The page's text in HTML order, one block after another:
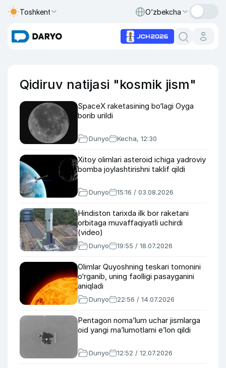
Toshkent O‘zbekcha
Qidiruv natijasi "kosmik jism"
SpaceX raketasining bo‘lagi Oyga
borib urildi
Dunyo Kecha, 12:30
Xitoy olimlari asteroid ichiga yadroviy
bomba joylashtirishni taklif qildi
Dunyo 15:16 / 03.08.2026
Hindiston tarixda ilk bor raketani
orbitaga muvaffaqiyatli uchirdi
(video)
Dunyo 19:55 / 18.07.2026
Olimlar Quyoshning teskari tomonini
o‘rganib, uning faolligi pasayganini
aniqladi
Dunyo 22:56 / 14.07.2026
Pentagon nomaʼlum uchar jismlarga
oid yangi maʼlumotlarni eʼlon qildi
Dunyo 12:52 / 12.07.2026